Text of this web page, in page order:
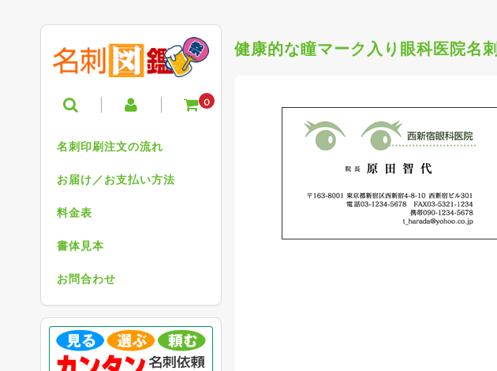
0
名刺印刷注文の流れ
お届け／お支払い方法
料金表
書体見本
お問合わせ
健康的な瞳マーク入り眼科医院名刺